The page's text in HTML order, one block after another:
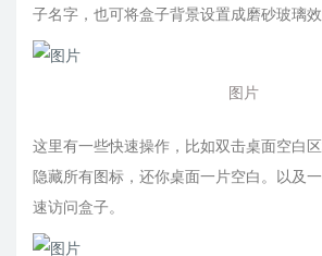
子名字，也可将盒子背景设置成磨砂玻璃效
图片
这里有一些快速操作，比如双击桌面空白
隐藏所有图标，还你桌面一片空白。以及
速访问盒子。